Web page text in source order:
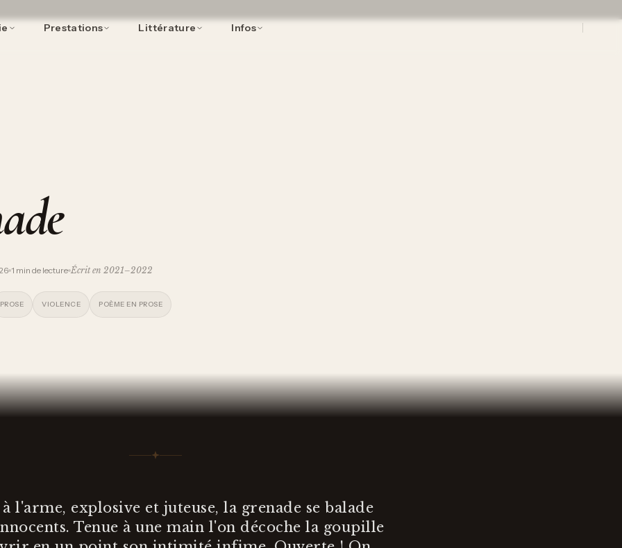
Prestations Littérature Infos
1 min de lecture Écrit en 2021–2022
PROSE VIOLENCE POÈME EN PROSE
l'arme, explosive et juteuse, la grenade se balade
Tenue à une main l'on décoche la goupille